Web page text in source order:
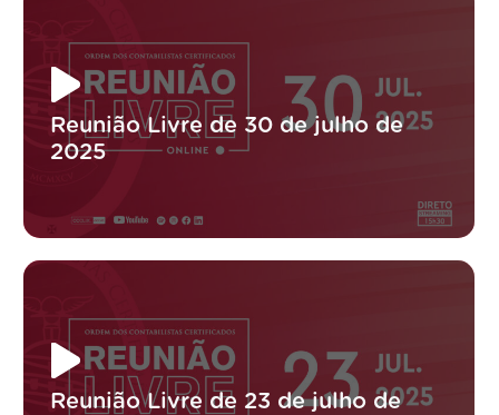
Reunião Livre de 30 de julho de
2025
Reunião Livre de 23 de julho de